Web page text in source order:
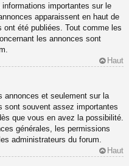
informations importantes sur le
apparaissent en haut de
ont été publiées. Tout comme les
les annonces sont
Haut
annonces et seulement sur la
sont souvent assez importantes
que vous en avez la possibilité.
générales, les permissions
administrateurs du forum.
Haut